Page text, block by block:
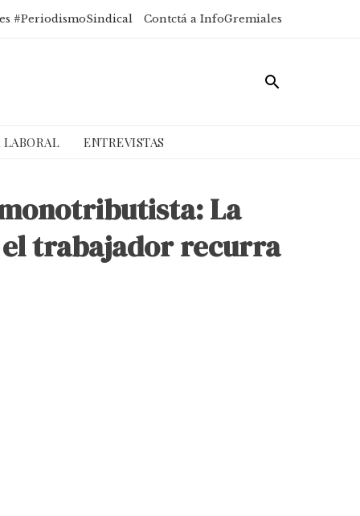
#PeriodismoSindical Contctá a InfoGremiales
LABORAL ENTREVISTAS
La
el trabajador recurra